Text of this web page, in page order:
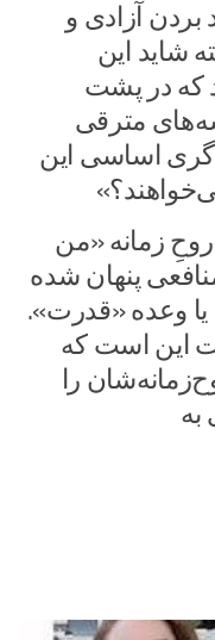
بردن آزادی و
شاید این
که در پشت
مترقی
اساسی این
روحِ زمانه «من
پنهان شده
وعده «قدرت».
این است که
را
به